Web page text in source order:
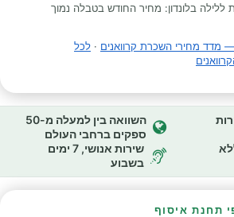
ללילה בלונדון: מחיר החודש בטבלה נמוך
— מדד מחירי השכרת קרוואנים · לכל
ביקורות
השוואה בין למעלה מ-50
ספקים ברחבי העולם
שירות אנושי, 7 ימים
בשבוע
תחנת איסוף